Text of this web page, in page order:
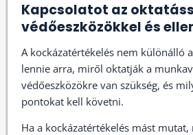
Kapcsolatot az
védőeszközökkel és
A kockázatértékelés nem különálló
lennie arra, miről oktatják a
védőeszközökre van szükség, és
pontokat kell követni.
Ha a kockázatértékelés mást